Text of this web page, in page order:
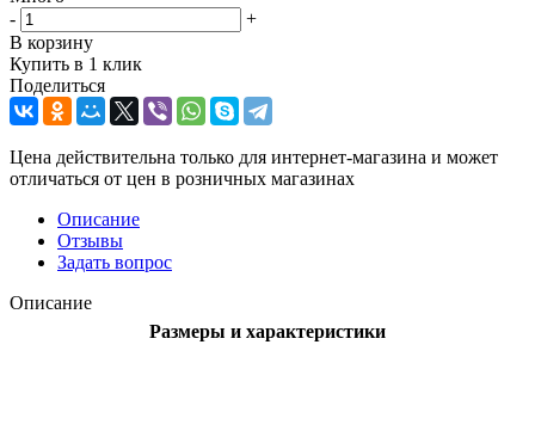
-
+
В корзину
Купить в 1 клик
Поделиться
Цена действительна только для интернет-магазина и может
отличаться от цен в розничных магазинах
Описание
Отзывы
Задать вопрос
Описание
Размеры и характеристики